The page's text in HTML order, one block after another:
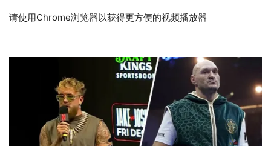
请使用Chrome浏览器以获得更方便的视频播放器